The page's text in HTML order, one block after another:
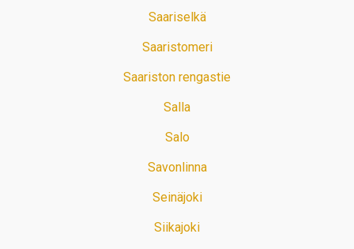
Saariselkä
Saaristomeri
Saariston rengastie
Salla
Salo
Savonlinna
Seinäjoki
Siikajoki